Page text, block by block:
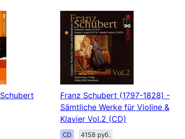
Franz Schubert (1797-1828) -
Sämtliche Werke für Violine &
Klavier Vol.2 (CD)
CD 4158 руб.